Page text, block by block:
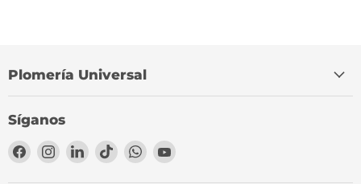
Plomería Universal
Síganos
Encuéntrenos
en
Encuéntrenos
en
Encuéntrenos
en
Encuéntrenos
en
Encuéntrenos
en
Encuéntrenos